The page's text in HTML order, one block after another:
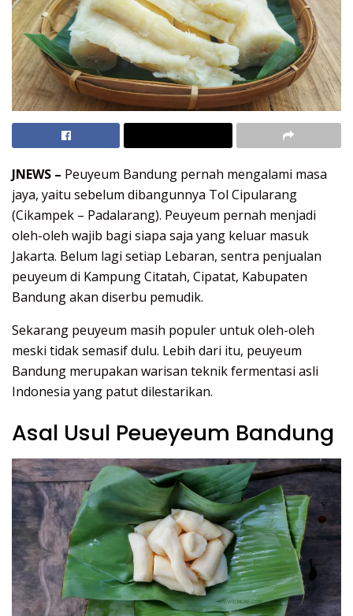
JNEWS – Peuyeum Bandung pernah mengalami masa
jaya, yaitu sebelum dibangunnya Tol Cipularang
(Cikampek – Padalarang). Peuyeum pernah menjadi
oleh-oleh wajib bagi siapa saja yang keluar masuk
Jakarta. Belum lagi setiap Lebaran, sentra penjualan
peuyeum di Kampung Citatah, Cipatat, Kabupaten
Bandung akan diserbu pemudik.
Sekarang peuyeum masih populer untuk oleh-oleh
meski tidak semasif dulu. Lebih dari itu, peuyeum
Bandung merupakan warisan teknik fermentasi asli
Indonesia yang patut dilestarikan.
Asal Usul Peueyeum Bandung